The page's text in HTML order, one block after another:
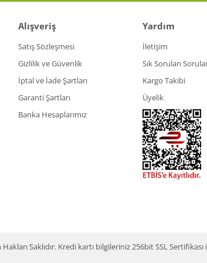
Alışveriş
Satış Sözleşmesi
Gizlilik ve Güvenlik
İptal ve İade Şartları
Garanti Şartları
Banka Hesaplarımız
Yardım
İletişim
Sık Sorulan
Kargo Takibi
Üyelik
Saklıdır. Kredi kartı bilgileriniz 256bit SSL